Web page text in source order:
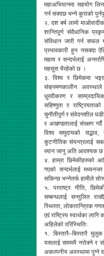
महाअभियानमा सहयोग
गर्न सक्दछ भन्ने कुराको
२. दश बर्ष लामो
शान्तिपूर्ण संवैधानिक
संविधान जारी गर्न सफल
प्रभावकारी हुन नसक्दा
महत्व र सन्दर्भलाई
महसुस भैरहेको छ ।
३. विश्व र छिमेकमा
संक्रमणकालीन अवस्थाले
धु्रवीकरण र
सहिष्णुता र
चुनौतीपूर्ण र संवेदनशील
र अखण्डतालाई संरक्षण गर्दै
विश्व समुदायको
कुटनीतिक संयन्त्रलाई
ध्यान जानु अति आवश्यक छ
४. हाम्रा छिमेकीहरुको
गएको सन्दर्भलाई
सकिन्छ भन्नेतर्फ हामीले
५. परराष्ट्र नीति,
सम्बन्धलाई सन्तुलित
स्थिरता, लोकतान्त्रिक
एवं राष्ट्रिय स्वार्थका
अहिलेको परिस्थितिः
१. बिस्तारै–बिस्तारै
यसलाई समयमै नरोक्ने र
अकल्पनीय अवस्थामा पुग्ने